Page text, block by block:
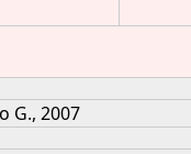
G., 2007